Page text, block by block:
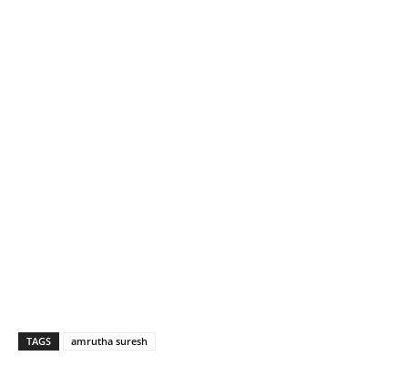
TAGS amrutha suresh